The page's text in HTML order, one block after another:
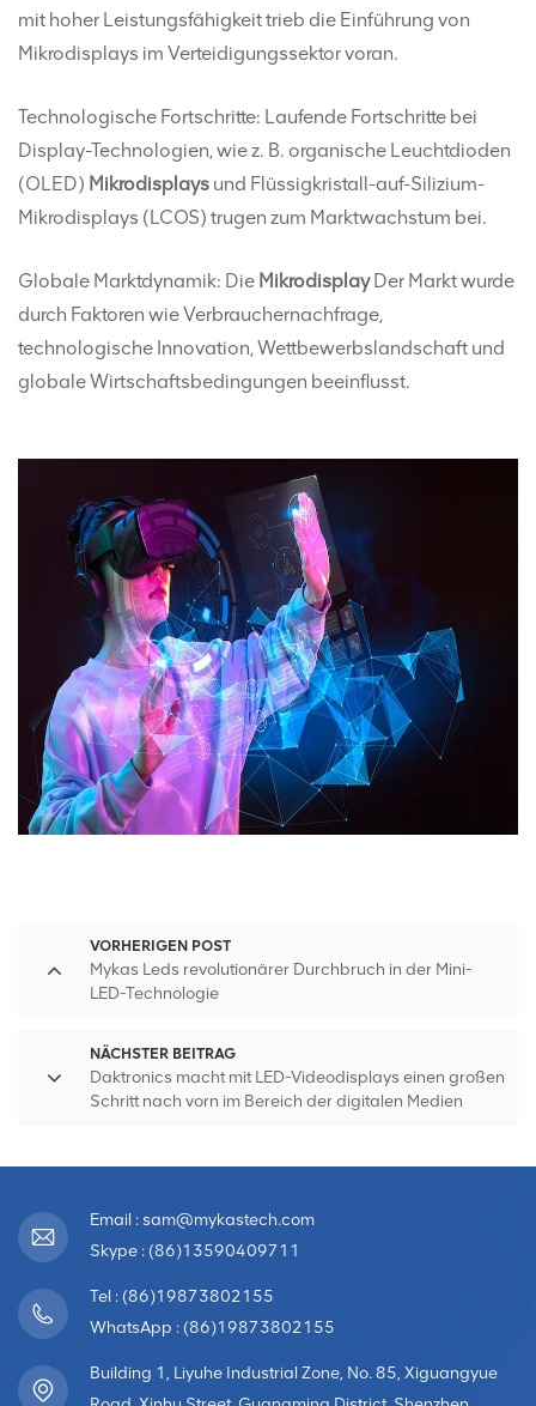
mit hoher Leistungsfähigkeit trieb die Einführung von
Mikrodisplays im Verteidigungssektor voran.
Technologische Fortschritte: Laufende Fortschritte bei
Display-Technologien, wie z. B. organische Leuchtdioden
(OLED) Mikrodisplays und Flüssigkristall-auf-Silizium-
Mikrodisplays (LCOS) trugen zum Marktwachstum bei.
Globale Marktdynamik: Die Mikrodisplay Der Markt wurde
durch Faktoren wie Verbrauchernachfrage,
technologische Innovation, Wettbewerbslandschaft und
globale Wirtschaftsbedingungen beeinflusst.
VORHERIGEN POST
Mykas Leds revolutionärer Durchbruch in der Mini-
LED-Technologie
NÄCHSTER BEITRAG
Daktronics macht mit LED-Videodisplays einen großen
Schritt nach vorn im Bereich der digitalen Medien
Email : sam@mykastech.com
Skype : (86)13590409711
Tel : (86)19873802155
WhatsApp : (86)19873802155
Building 1, Liyuhe Industrial Zone, No. 85, Xiguangyue